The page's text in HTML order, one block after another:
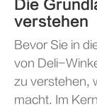
Die
verstehen
Bevor Sie in
von Deli-
zu verstehen,
macht. Im